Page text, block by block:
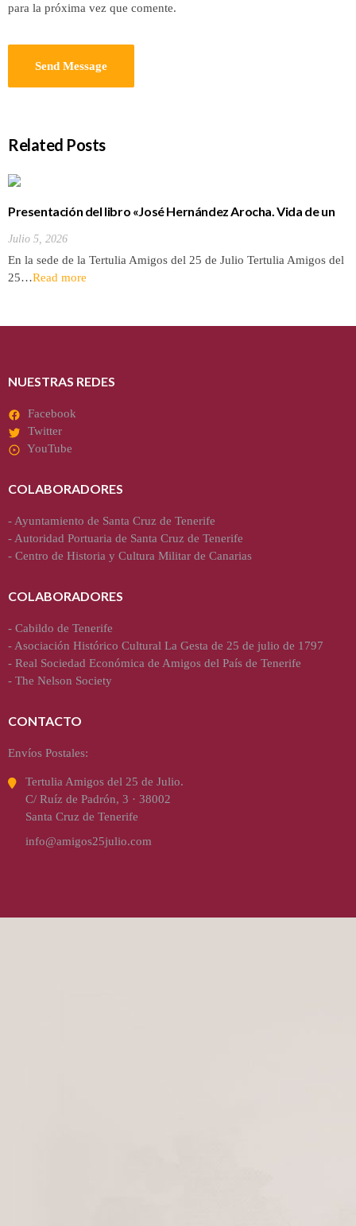
para la próxima vez que comente.
Related Posts
Presentación del libro «José Hernández Arocha. Vida de un
Julio 5, 2026
En la sede de la Tertulia Amigos del 25 de Julio Tertulia Amigos del
25…Read more
NUESTRAS REDES
Facebook
Twitter
YouTube
COLABORADORES
-Ayuntamiento de Santa Cruz de Tenerife
-Autoridad Portuaria de Santa Cruz de Tenerife
- Centro de Historia y Cultura Militar de Canarias
COLABORADORES
- Cabildo de Tenerife
-Asociación Histórico Cultural La Gesta de 25 de julio de 1797
- Real Sociedad Económica de Amigos del País de Tenerife
- The Nelson Society
CONTACTO
Envíos Postales:
Tertulia Amigos del 25 de Julio.
C/ Ruíz de Padrón, 3 · 38002
Santa Cruz de Tenerife
info@amigos25julio.com